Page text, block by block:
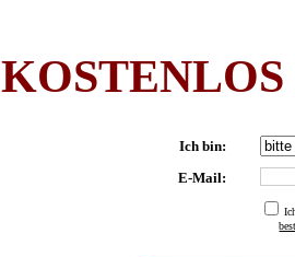
KOSTENLOS
Ich bin:
E-Mail: